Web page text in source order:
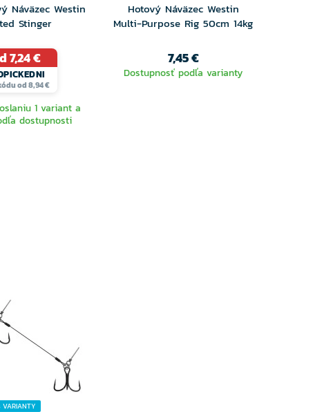
Náväzec Westin
Stinger
7,24 €
od 8,94 €
1 variant a
dostupnosti
Hotový Náväzec Westin
Multi-Purpose Rig 50cm 14kg
7,45 €
Dostupnosť podľa varianty
VARIANTY